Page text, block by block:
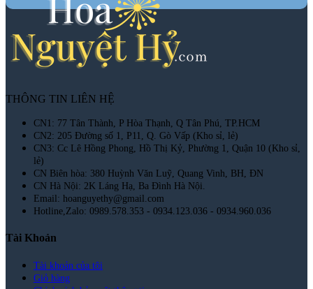
THÔNG TIN LIÊN HỆ
CN1: 77 Tân Thành, P Hòa Thạnh, Q Tân Phú, TP.HCM
CN2: 205 Đường số 1, P11, Q. Gò Vấp (Kho sỉ, lẻ)
CN3: Cc Lê Hồng Phong, Hồ Thị Kỷ, Phường 1, Quận 10 (Kho sỉ,
lẻ)
CN Biên hòa: 380 Huỳnh Văn Luỹ, Quang Vinh, BH, ĐN
CN Hà Nội: 2K Láng Hạ, Ba Đình Hà Nội.
Email: hoanguyethy@gmail.com
Hotline,Zalo: 0989.578.353 - 0934.123.036 - 0934.960.036
Tài Khoản
Tài khoản của tôi
Giỏ hàng